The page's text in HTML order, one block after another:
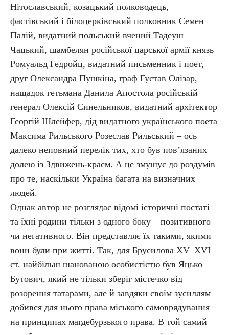
Нітославський, козацький полководець,
фастівський і білоцерківський полковник Семен
Палій, видатний польський вчений Тадеуш
Чацький, шамбелян російської царської армії князь
Ромуальд Гедройц, видатний письменник і поет,
друг Олександра Пушкіна, граф Густав Олізар,
нащадок гетьмана Данила Апостола російській
генерал Олексій Синельников, видатний архітектор
Георгій Шлейфер, дід видатного українського поета
Максима Рильського Розеслав Рильський – ось
далеко неповний перелік тих, хто був пов’язаних
долею із Здвижень-краєм. А це змушує до роздумів
про те, наскільки Україна багата на визначних
людей.
Однак автор не розглядає відомі історичні постаті
та їхні родини тільки з одного боку – позитивного
чи негативного. Він представляє їх такими, якими
вони були при житті. Так, для Брусилова XV–XVI
ст. найбільш шанованою особистістю був Яцько
Бутович, який не тільки зберіг містечко від
розорення татарами, але й завдяки своїм зусиллям
добився для нього права міського самоврядування
на принципах магдебурзького права. В той самий